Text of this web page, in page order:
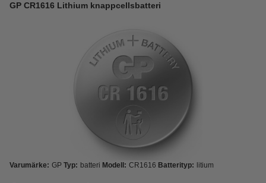
GP CR1616 Lithium knappcellsbatteri
Varumärke: GP Typ: batteri Modell: CR1616 Batterityp: litium